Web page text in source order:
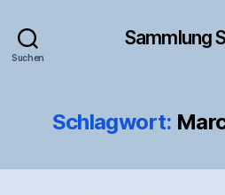
Suchen
Sammlung
Schlagwort: